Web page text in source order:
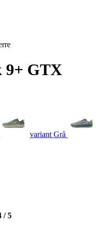
9+ GTX
variant Grå
/5